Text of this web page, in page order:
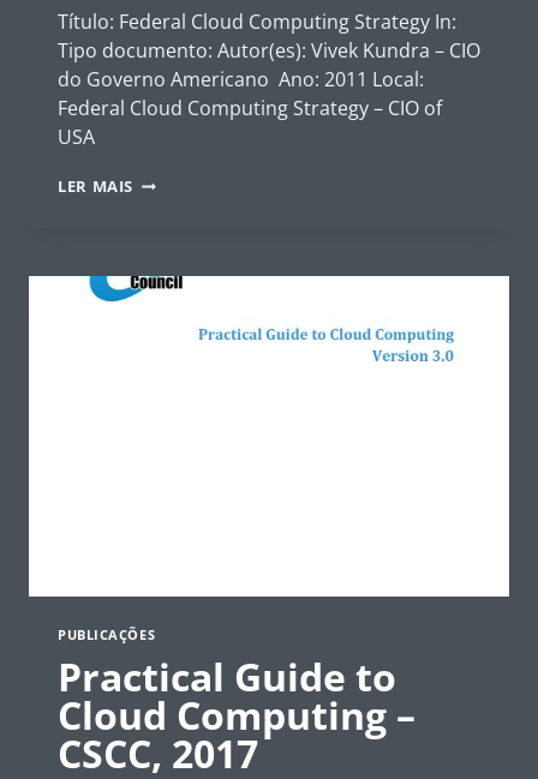
Título: Federal Cloud Computing Strategy In:
Tipo documento: Autor(es): Vivek Kundra – CIO
do Governo Americano Ano: 2011 Local:
Federal Cloud Computing Strategy – CIO of
USA
LER MAIS FEDERAL
–
CIO
PUBLICAÇÕES
Practical Guide to
Cloud Computing –
CSCC, 2017